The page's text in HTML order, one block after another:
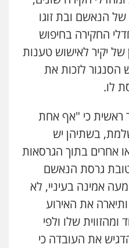
הנאשם ובת זוגו
החקירה בחיפוש
יקיר לאישוש טענות
הסנגור לזכות את
לו.
ראשית כי "אף אחת
בשתיהן יש
אחרים בתוך הגרסאות
גרסת הנאשם
אמינה בעיניי, לא
את האירוע
שלו ולפי
את העובדה כי